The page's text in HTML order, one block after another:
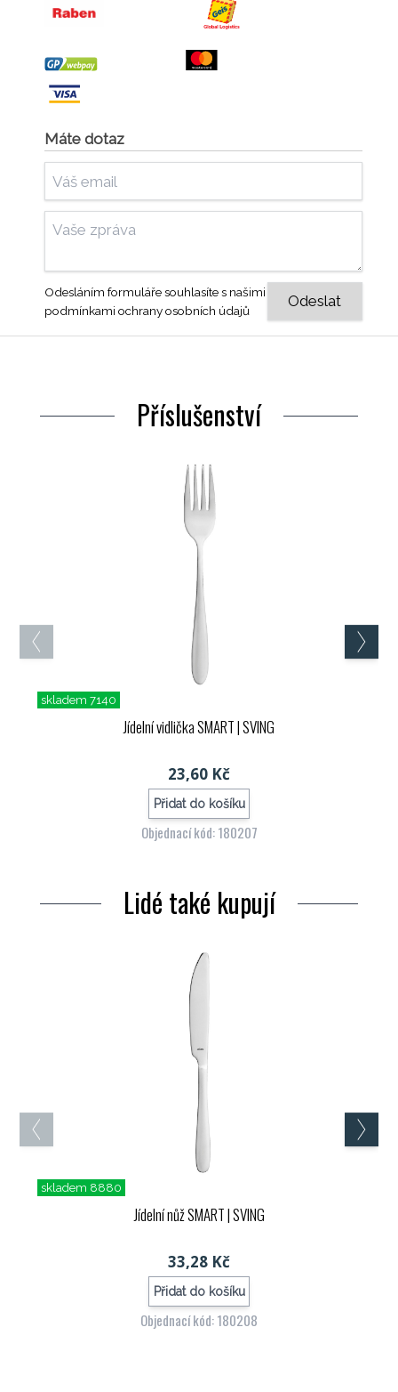
Máte dotaz
Odesláním formuláře souhlasíte s našimi
podmínkami ochrany osobních údajů
Příslušenství
skladem 7140
Jídelní vidlička SMART| SVING
23,60 Kč
Přidat do košíku
Objednací kód: 180207
Lidé také kupují
skladem 8880
Jídelní nůž SMART| SVING
33,28 Kč
Přidat do košíku
Objednací kód: 180208